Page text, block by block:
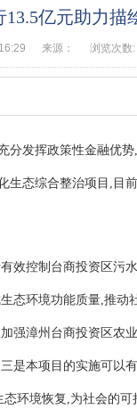
亿元助力描
来源： 浏览次数:
分发挥政策性金融优
生态综合整治项目,目
效控制台商投资区污
态环境功能质量,推动
强漳州台商投资区农
是本项目的实施可以
环境恢复,为社会的